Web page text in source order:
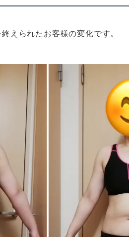
えられたお客様の変化です。